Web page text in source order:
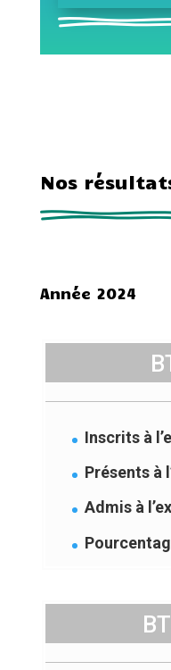
Nos
Année 2024
Inscrits à
Présents
Admis à